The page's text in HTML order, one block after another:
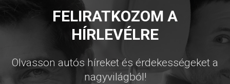
FELIRATKOZOM A
HÍRLEVÉLRE
Olvasson autós híreket és érdekességeket a
nagyvilágból!